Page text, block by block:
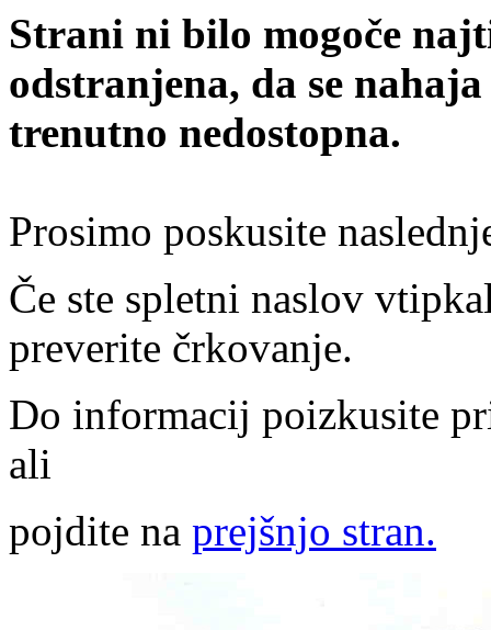
Strani ni bilo mogoče
odstranjena, da se
trenutno nedostopna.
Prosimo poskusite
Če ste spletni naslov
preverite črkovanje.
Do informacij poizkusite
ali
pojdite na prejšnjo stran.